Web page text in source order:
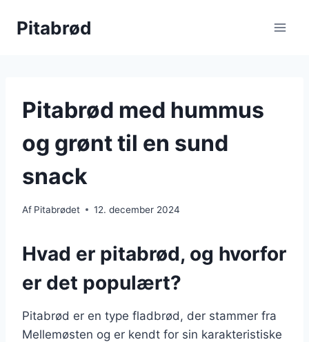
Pitabrød
Pitabrød med hummus
og grønt til en sund
snack
Af Pitabrødet 12. december 2024
Hvad er pitabrød, og hvorfor
er det populært?
Pitabrød er en type fladbrød, der stammer fra
Mellemøsten og er kendt for sin karakteristiske